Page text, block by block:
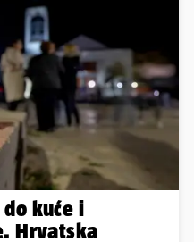
do kuće i
Hrvatska